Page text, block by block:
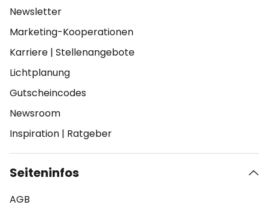
Newsletter
Marketing-Kooperationen
Karriere | Stellenangebote
Lichtplanung
Gutscheincodes
Newsroom
Inspiration | Ratgeber
Seiteninfos
AGB